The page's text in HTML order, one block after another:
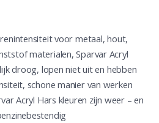
voor metaal, hout,
materialen, Sparvar Acryl
droog, lopen niet uit en hebben
schone manier van werken
Acryl Hars kleuren zijn weer – en